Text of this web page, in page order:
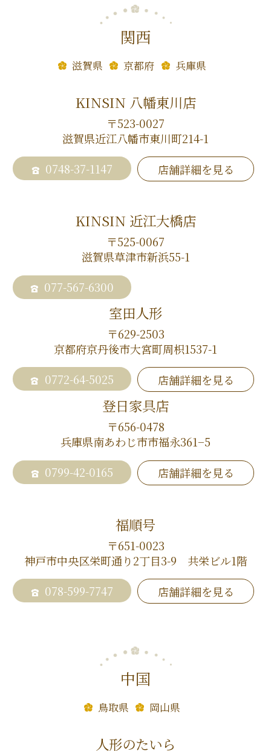
関西
滋賀県 京都府 兵庫県
KINSIN 八幡東川店
〒523-0027
滋賀県近江八幡市東川町214-1
0748-37-1147
店舗詳細を見る
KINSIN 近江大橋店
〒525-0067
滋賀県草津市新浜55-1
077-567-6300
室田人形
〒629-2503
京都府京丹後市大宮町周枳1537-1
0772-64-5025
店舗詳細を見る
登日家具店
〒656-0478
兵庫県南あわじ市市福永361−5
0799-42-0165
店舗詳細を見る
福順号
〒651-0023
神戸市中央区栄町通り2丁目3-9 共栄ビル1階
078-599-7747
店舗詳細を見る
中国
鳥取県 岡山県
人形のたいら